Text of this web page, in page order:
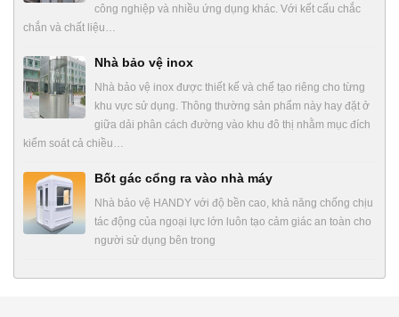
công nghiệp và nhiều ứng dụng khác. Với kết cấu chắc
chắn và chất liệu…
Nhà bảo vệ inox
Nhà bảo vệ inox được thiết kế và chế tạo riêng cho từng
khu vực sử dụng. Thông thường sản phẩm này hay đặt ở
giữa dải phân cách đường vào khu đô thị nhằm mục đích
kiểm soát cả chiều…
Bốt gác cổng ra vào nhà máy
Nhà bảo vệ HANDY với độ bền cao, khả năng chống chịu
tác động của ngoại lực lớn luôn tạo cảm giác an toàn cho
người sử dụng bên trong